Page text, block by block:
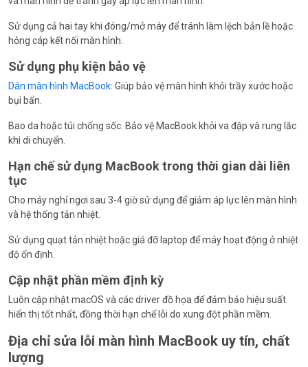
Sử dụng cả hai tay khi đóng/mở máy để tránh làm lệch bản lề hoặc
hỏng cáp kết nối màn hình.
Sử dụng phụ kiện bảo vệ
Dán màn hình MacBook: Giúp bảo vệ màn hình khỏi trầy xước hoặc
bụi bẩn.
Bao da hoặc túi chống sốc: Bảo vệ MacBook khỏi va đập và rung lắc
khi di chuyển.
Hạn chế sử dụng MacBook trong thời gian dài liên
tục
Cho máy nghỉ ngơi sau 3-4 giờ sử dụng để giảm áp lực lên màn hình
và hệ thống tản nhiệt.
Sử dụng quạt tản nhiệt hoặc giá đỡ laptop để máy hoạt động ở nhiệt
độ ổn định.
Cập nhật phần mềm định kỳ
Luôn cập nhật macOS và các driver đồ họa để đảm bảo hiệu suất
hiển thị tốt nhất, đồng thời hạn chế lỗi do xung đột phần mềm.
Địa chỉ sửa lỗi màn hình MacBook uy tín, chất
lượng